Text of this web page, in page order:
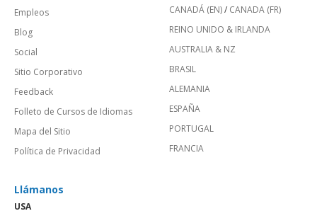
Empleos
Blog
Social
Sitio Corporativo
Feedback
Folleto de Cursos de Idiomas
Mapa del Sitio
Política de Privacidad
CANADÁ (EN)/ CANADA (FR)
REINO UNIDO & IRLANDA
AUSTRALIA & NZ
BRASIL
ALEMANIA
ESPAÑA
PORTUGAL
FRANCIA
Llámanos
USA